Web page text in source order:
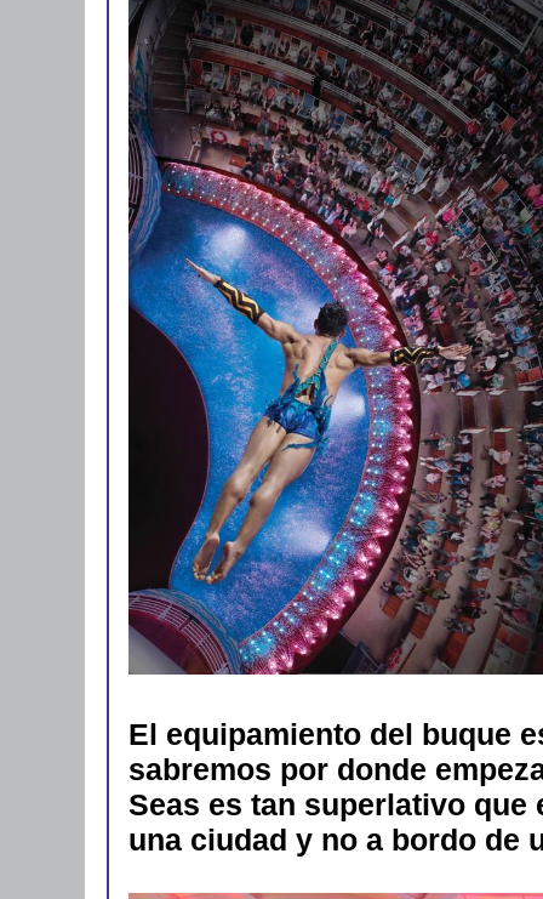
El equipamiento del buque
sabremos por donde
Seas es tan superlativo que
una ciudad y no a bordo de